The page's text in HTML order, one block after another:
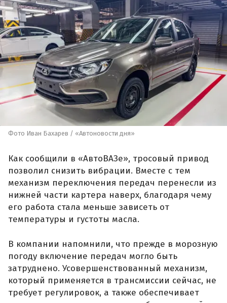
Фото Иван Бахарев / «Автоновости дня»
Как сообщили в «АвтоВАЗе», тросовый привод
позволил снизить вибрации. Вместе с тем
механизм переключения передач перенесли из
нижней части картера наверх, благодаря чему
его работа стала меньше зависеть от
температуры и густоты масла.
В компании напомнили, что прежде в морозную
погоду включение передач могло быть
затруднено. Усовершенствованный механизм,
который применяется в трансмиссии сейчас, не
требует регулировок, а также обеспечивает